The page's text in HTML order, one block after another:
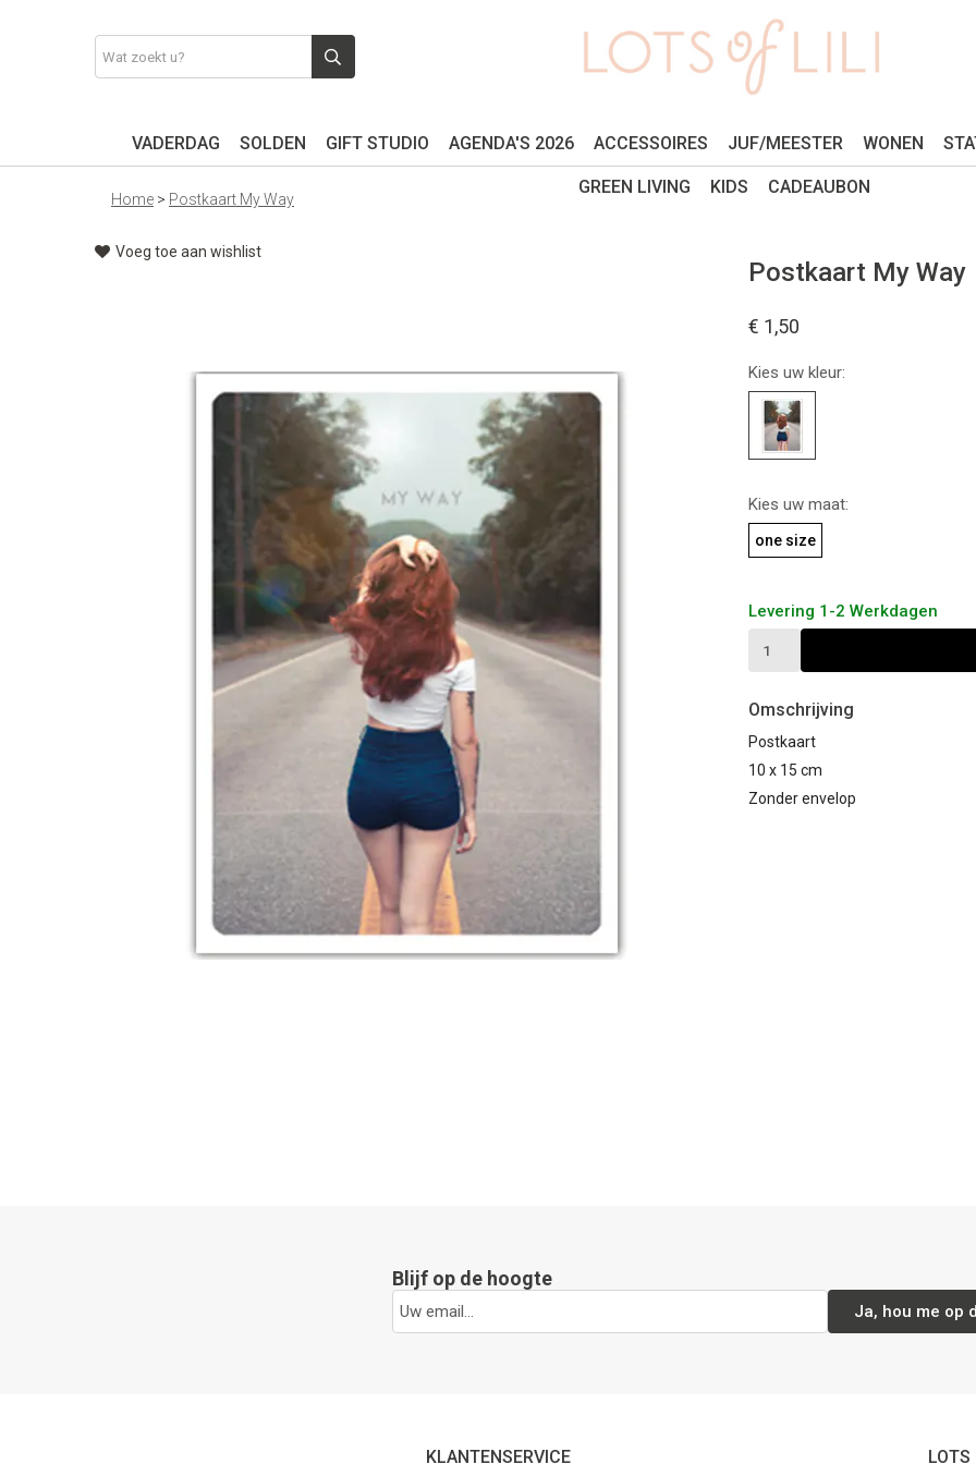
VADERDAG SOLDEN GIFT STUDIO AGENDA'S 2026 ACCESSOIRES JUF/MEESTER WONEN
GREEN LIVING KIDS CADEAUBON
Home > Postkaart My Way
Voeg toe aan wishlist
Postkaart My Way
€ 1,50
Kies uw kleur:
Kies uw maat:
one size
Levering 1-2 Werkdagen
Omschrijving
Postkaart
10 x 15 cm
Zonder envelop
Blijf op de hoogte
Ja, hou me op
KLANTENSERVICE LOTS